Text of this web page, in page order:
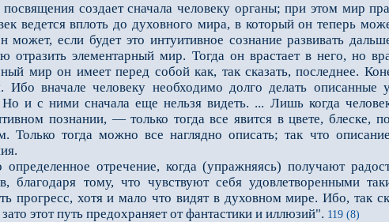
создает сначала человеку органы; при этом мир
ведется вплоть до духовного мира, в который он теперь
мо­жет, если будет это интуитивное сознание развивать
отразить элементарный мир. Тогда он врастает в него, но
мир он имеет перед собой как, так ска­зать, последнее.
Ибо вна­чале человеку необходимо долго делать
и с ними сначала еще нельзя видеть. ... Лишь когда
познании, — только тогда все явится в цвете, блеске,
Только тогда можно все наглядно описать; так что
отречение, когда (упражняясь) получают
благодаря тому, что чувствуют себя удовлетворенными
прогресс, хотя и мало что видят в духовном мире. Ибо, так
этот путь предохраняет от фантастики и иллюзий". 119 (8)